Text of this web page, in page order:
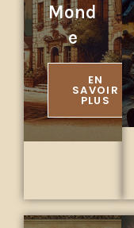
Mond
e
EN
SAVOIR
PLUS